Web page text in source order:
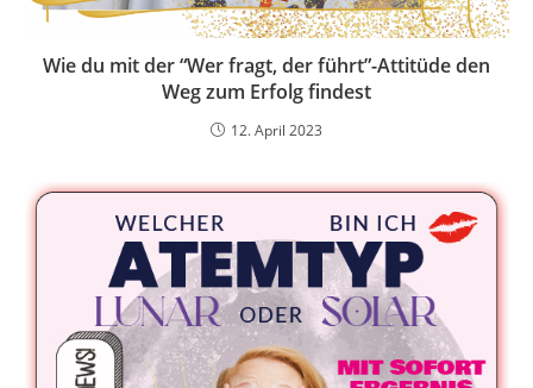
Wie du mit der “Wer fragt, der führt”-Attitüde den
Weg zum Erfolg findest
12. April 2023